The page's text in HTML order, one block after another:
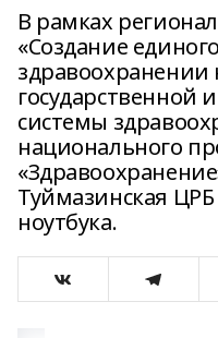
В рамках
«Создание
здравоохранении
системы
национального
Туймазинская
ноутбука.